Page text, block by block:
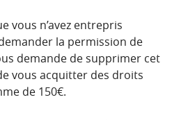
vous n’avez entrepris
la permission de
demande de supprimer cet
vous acquitter des droits
de 150€.